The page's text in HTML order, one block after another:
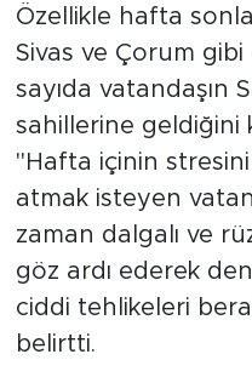
Özellikle hafta
Sivas ve Çorum
sayıda vatandaşın
sahillerine geldiğini
"Hafta içinin
atmak isteyen
zaman dalgalı ve
göz ardı ederek
ciddi tehlikeleri
belirtti.